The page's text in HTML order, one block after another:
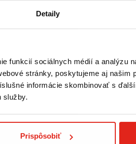
Detaily
funkcií sociálnych médií a analýzu
stránky, poskytujeme aj našim
informácie skombinovať s
služby.
Prispôsobiť